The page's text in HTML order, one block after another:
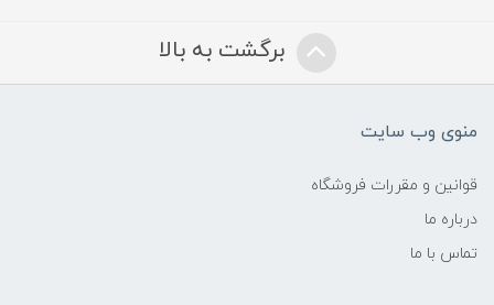
برگشت به بالا
منوی وب سایت
قوانین و مقررات فروشگاه
درباره ما
تماس با ما